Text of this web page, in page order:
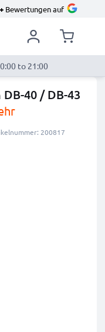
Bewertungen auf
to 21:00
40 / DB-43
200817